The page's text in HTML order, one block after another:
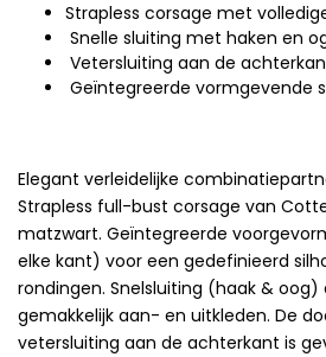
Strapless corsage met
Snelle sluiting met haken en
Vetersluiting aan de
Geïntegreerde vormgevende
Elegant verleidelijke
Strapless full-bust corsage van
matzwart. Geïntegreerde
elke kant) voor een gedefinieerd
rondingen. Snelsluiting (haak &
gemakkelijk aan- en uitkleden. De
vetersluiting aan de achterkant is